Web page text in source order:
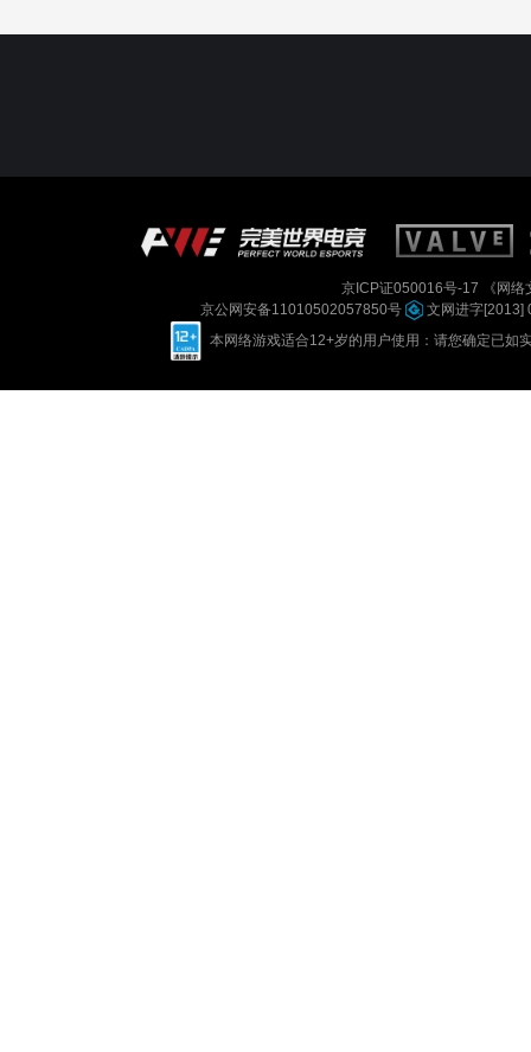
京ICP证050016号-17
《网
京公网安备11010502057850号
文网进字[2013]
本网络游戏适合12+岁的用户使用：请您确定已如